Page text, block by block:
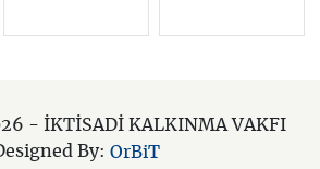
- İKTİSADİ KALKINMA VAKFI
Designed By: OrBiT